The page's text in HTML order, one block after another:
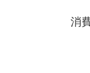
消